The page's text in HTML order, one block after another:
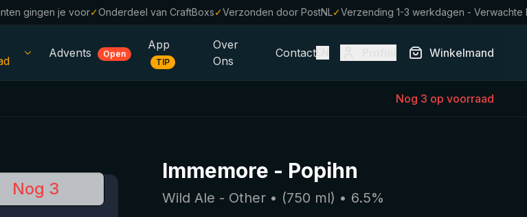
gingen je voor✓Onderdeel van CraftBoxs✓Verzonden door PostNL✓Verzending 1-3 werkdagen -
Advents Open
App
TIP
Over
Ons
Contact Winkelmand
Nog 3 op voorraad
Nog 3
Immemore - Popihn
Wild Ale - Other • (750 ml) • 6.5%